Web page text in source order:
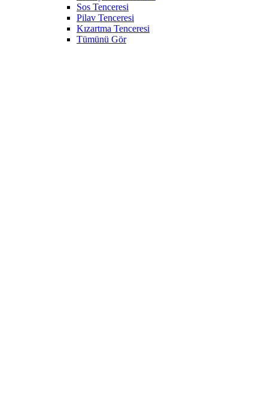
Sos Tenceresi
Pilav Tenceresi
Kızartma Tenceresi
Tümünü Gör